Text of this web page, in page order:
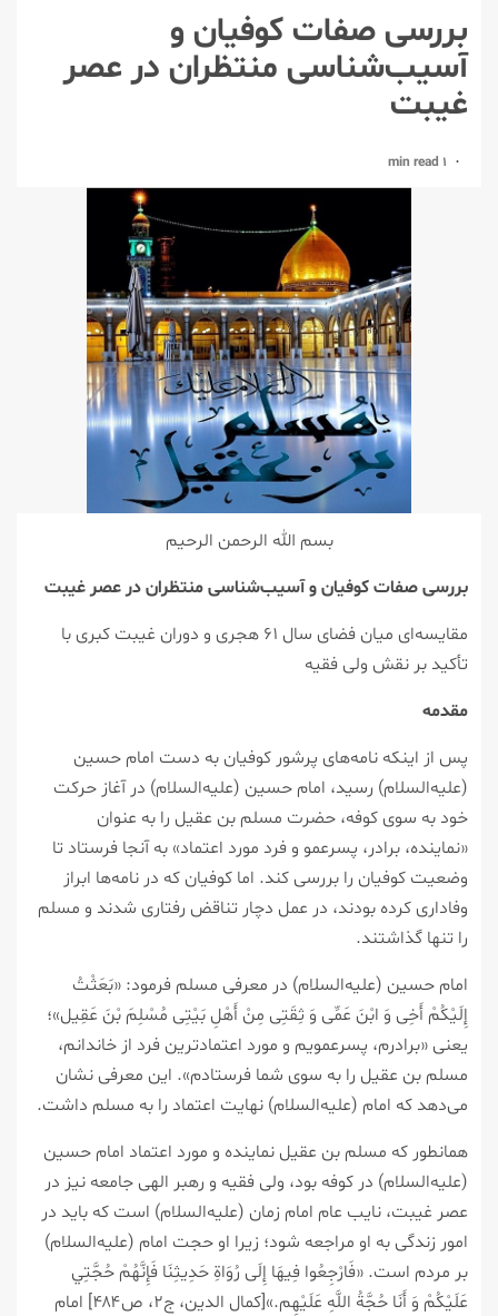
بررسی صفات کوفیان و
آسیب‌شناسی منتظران در عصر
غیبت
1 min read
بسم الله الرحمن الرحیم
بررسی صفات کوفیان و آسیب‌شناسی منتظران در عصر غیبت
مقایسه‌ای میان فضای سال ۶۱ هجری و دوران غیبت کبری با
تأکید بر نقش ولی فقیه
مقدمه
پس از اینکه نامه‌های پرشور کوفیان به دست امام حسین
(علیه‌السلام) رسید، امام حسین (علیه‌السلام) در آغاز حرکت
خود به سوی کوفه، حضرت مسلم بن عقیل را به عنوان
«نماینده، برادر، پسرعمو و فرد مورد اعتماد» به آنجا فرستاد تا
وضعیت کوفیان را بررسی کند. اما کوفیان که در نامه‌ها ابراز
وفاداری کرده بودند، در عمل دچار تناقض رفتاری شدند و مسلم
را تنها گذاشتند.
امام حسین (علیه‌السلام) در معرفی مسلم فرمود: «بَعَثْتُ
إِلَیْکُمْ أَخِی وَ ابْنَ عَمِّی وَ ثِقَتِی مِنْ أَهْلِ بَیْتِی مُسْلِمَ بْنَ عَقِیل»؛
یعنی «برادرم، پسرعمویم و مورد اعتمادترین فرد از خاندانم،
مسلم بن عقیل را به سوی شما فرستادم». این معرفی نشان
می‌دهد که امام (علیه‌السلام) نهایت اعتماد را به مسلم داشت.
همانطور که مسلم بن عقیل نماینده و مورد اعتماد امام حسین
(علیه‌السلام) در کوفه بود، ولی فقیه و رهبر الهی جامعه نیز در
عصر غیبت، نایب عام امام زمان (علیه‌السلام) است که باید در
امور زندگی به او مراجعه شود؛ زیرا او حجت امام (علیه‌السلام)
بر مردم است. «فَارْجِعُوا فِيهَا إِلَى رُوَاةِ حَدِيثِنَا فَإِنَّهُمْ حُجَّتِي‏
عَلَيْكُمْ‏ وَ أَنَا حُجَّةُ اللَّهِ عَلَيْهِم‏.»[کمال الدین، ج۲، ص۴۸۴] امام